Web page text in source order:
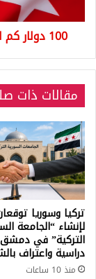
مارس
2024100 دولار كم ليرة تركية تساوي اليوم 30 مارس 2024
مقالات ذات
تركيا وسوريا
لإنشاء “الجامعة
التركية” في
دراسية واعتراف
منذ 10 ساعات